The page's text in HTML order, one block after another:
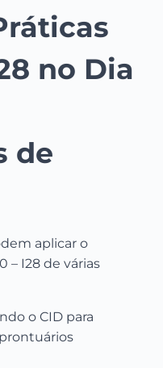
no Dia
de
aplicar o
– I28 de várias
o CID para